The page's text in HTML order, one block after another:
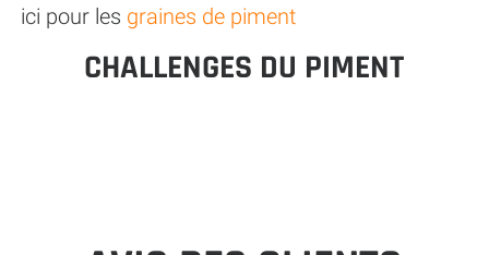
ici pour les graines de piment
CHALLENGES DU PIMENT